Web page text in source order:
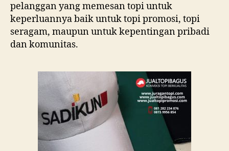
pelanggan yang memesan topi untuk
keperluannya baik untuk topi promosi, topi
seragam, maupun untuk kepentingan pribadi
dan komunitas.